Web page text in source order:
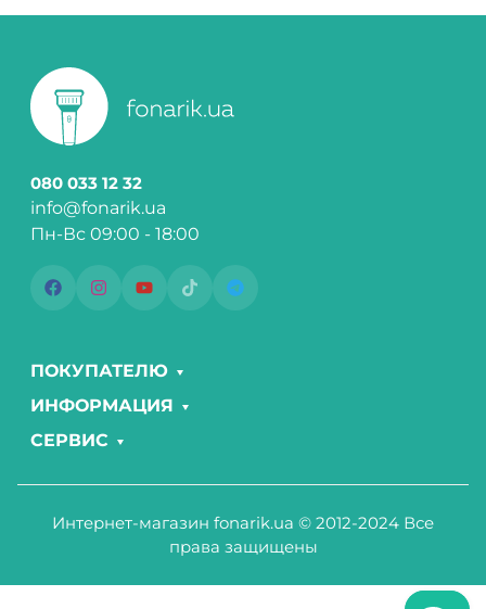
080 033 12 32
info@fonarik.ua
Пн-Вс 09:00 - 18:00
ПОКУПАТЕЛЮ
ИНФОРМАЦИЯ
СЕРВИС
Интернет-магазин fonarik.ua © 2012-2024 Все
права защищены